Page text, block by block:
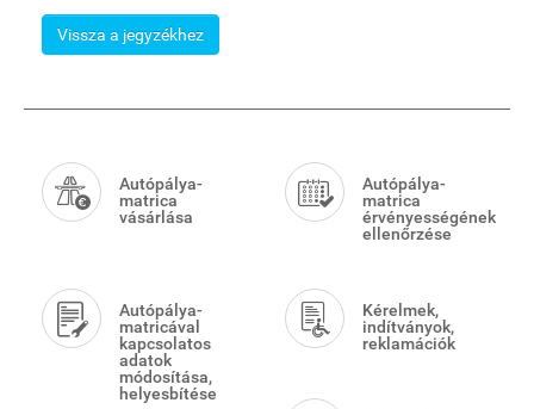
Vissza a jegyzékhez
Menu
Autópálya-
matrica
vásárlása
Autópálya-
matrica
érvényességének
ellenőrzése
Autópálya-
matricával
kapcsolatos
adatok
módosítása,
helyesbítése
Kérelmek,
indítványok,
reklamációk